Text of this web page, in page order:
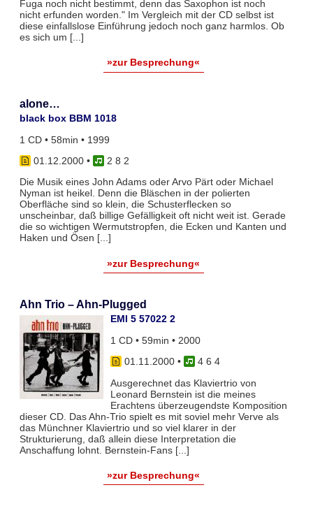
Fuga noch nicht bestimmt, denn das Saxophon ist noch
nicht erfunden worden." Im Vergleich mit der CD selbst ist
diese einfallslose Einführung jedoch noch ganz harmlos. Ob
es sich um [...]
»zur Besprechung«
alone…
black box BBM 1018
1 CD • 58min • 1999
01.12.2000•
2 8 2
Die Musik eines John Adams oder Arvo Pärt oder Michael
Nyman ist heikel. Denn die Bläschen in der polierten
Oberfläche sind so klein, die Schusterflecken so
unscheinbar, daß billige Gefälligkeit oft nicht weit ist. Gerade
die so wichtigen Wermutstropfen, die Ecken und Kanten und
Haken und Ösen [...]
»zur Besprechung«
Ahn Trio – Ahn-Plugged
EMI 5 57022 2
1 CD • 59min • 2000
01.11.2000•
4 6 4
Ausgerechnet das Klaviertrio von
Leonard Bernstein ist die meines
Erachtens überzeugendste Komposition
dieser CD. Das Ahn-Trio spielt es mit soviel mehr Verve als
das Münchner Klaviertrio und so viel klarer in der
Strukturierung, daß allein diese Interpretation die
Anschaffung lohnt. Bernstein-Fans [...]
»zur Besprechung«